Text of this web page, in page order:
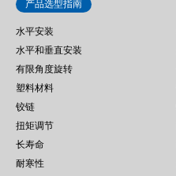
产品选型指南
水平安装
水平和垂直安装
有限角度旋转
塑料材料
铰链
扭矩调节
长寿命
耐寒性